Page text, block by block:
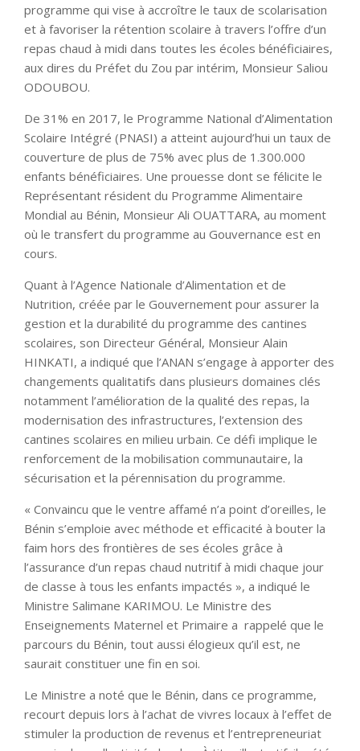
programme qui vise à accroître le taux de scolarisation
et à favoriser la rétention scolaire à travers l’offre d’un
repas chaud à midi dans toutes les écoles bénéficiaires,
aux dires du Préfet du Zou par intérim, Monsieur Saliou
ODOUBOU.
De 31% en 2017, le Programme National d’Alimentation
Scolaire Intégré (PNASI) a atteint aujourd’hui un taux de
couverture de plus de 75% avec plus de 1.300.000
enfants bénéficiaires. Une prouesse dont se félicite le
Représentant résident du Programme Alimentaire
Mondial au Bénin, Monsieur Ali OUATTARA, au moment
où le transfert du programme au Gouvernance est en
cours.
Quant à l’Agence Nationale d’Alimentation et de
Nutrition, créée par le Gouvernement pour assurer la
gestion et la durabilité du programme des cantines
scolaires, son Directeur Général, Monsieur Alain
HINKATI, a indiqué que l’ANAN s’engage à apporter des
changements qualitatifs dans plusieurs domaines clés
notamment l’amélioration de la qualité des repas, la
modernisation des infrastructures, l’extension des
cantines scolaires en milieu urbain. Ce défi implique le
renforcement de la mobilisation communautaire, la
sécurisation et la pérennisation du programme.
« Convaincu que le ventre affamé n’a point d’oreilles, le
Bénin s’emploie avec méthode et efficacité à bouter la
faim hors des frontières de ses écoles grâce à
l’assurance d’un repas chaud nutritif à midi chaque jour
de classe à tous les enfants impactés », a indiqué le
Ministre Salimane KARIMOU. Le Ministre des
Enseignements Maternel et Primaire a rappelé que le
parcours du Bénin, tout aussi élogieux qu’il est, ne
saurait constituer une fin en soi.
Le Ministre a noté que le Bénin, dans ce programme,
recourt depuis lors à l’achat de vivres locaux à l’effet de
stimuler la production de revenus et l’entrepreneuriat